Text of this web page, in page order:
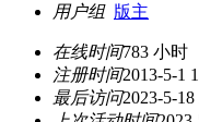
用户组 版主
在线时间783 小时
注册时间2013-5-1
最后访问2023-5-18